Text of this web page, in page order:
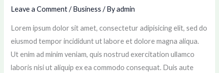
Leave a Comment / Business / Byadmin
Lorem ipsum dolor sit amet, consectetur adipisicing elit, sed do
eiusmod tempor incididunt ut labore et dolore magna aliqua.
Ut enim ad minim veniam, quis nostrud exercitation ullamco
laboris nisi ut aliquip ex ea commodo consequat. Duis aute